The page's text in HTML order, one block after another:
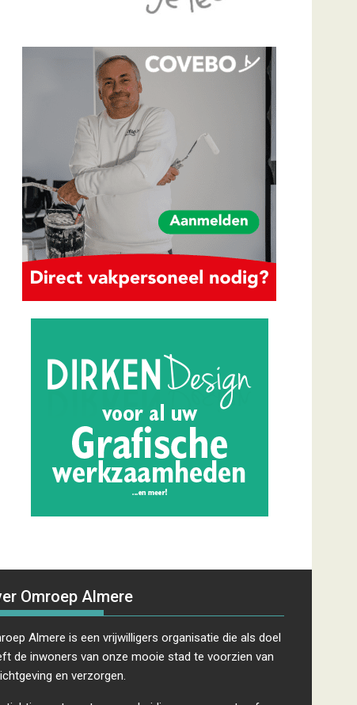
Omroep Almere
Almere is een vrijwilligers organisatie die als doel
de inwoners van onze mooie stad te voorzien van
en verzorgen.